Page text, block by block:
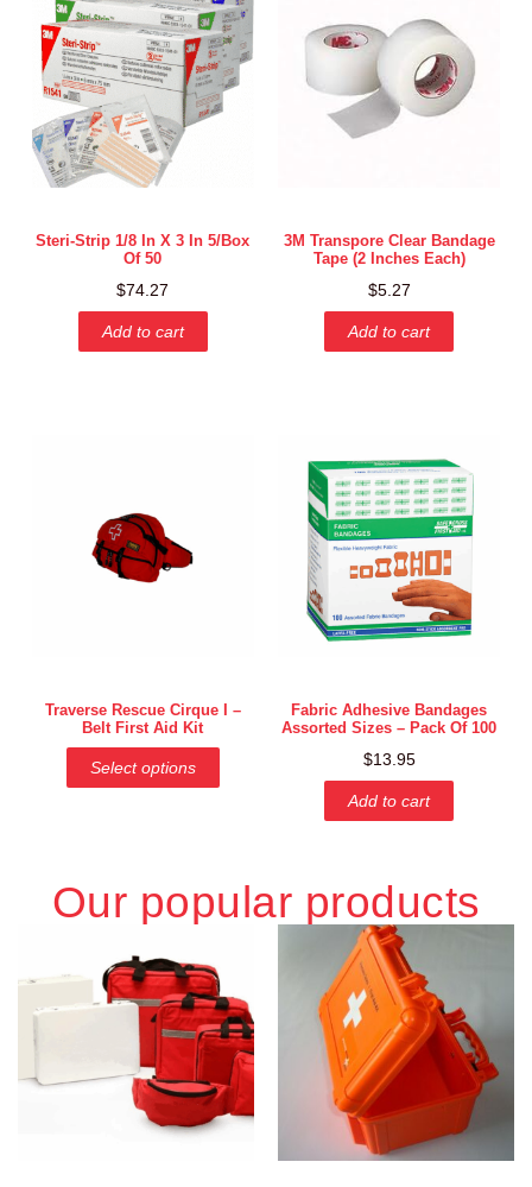
Steri-Strip 1/8 In X 3 In 5/box
Of 50
$74.27
Add to cart
3M Transpore Clear Bandage
Tape (2 Inches Each)
$5.27
Add to cart
Traverse Rescue Cirque I –
Belt First Aid Kit
Select options
Fabric Adhesive Bandages
Assorted Sizes – Pack Of 100
$13.95
Add to cart
Our popular products